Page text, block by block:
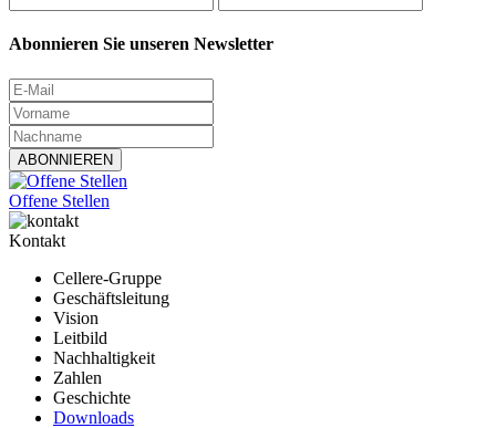
Abonnieren Sie unseren Newsletter
Offene Stellen
Kontakt
Cellere-Gruppe
Geschäftsleitung
Vision
Leitbild
Nachhaltigkeit
Zahlen
Geschichte
Downloads